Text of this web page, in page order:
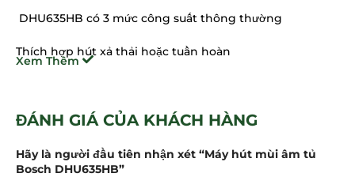
DHU635HB có 3 mức công suất thông thường
Thích hợp hút xả thải hoặc tuần hoàn
thông thường
Xem Thêm
ĐÁNH GIÁ CỦA KHÁCH HÀNG
Hãy là người đầu tiên nhận xét “Máy hút mùi âm tủ
Bosch DHU635HB”